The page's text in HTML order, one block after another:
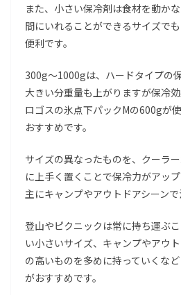
また、小さい保冷剤は食材を動か
間にいれることができるサイズで
便利です。
300g～1000gは、ハードタイプの
大きい分重量も上がりますが保冷効
ロゴスの氷点下パックMの600gが
おすすめです。
サイズの異なったものを、クーラ
に上手く置くことで保冷力がアップ
主にキャンプやアウトドアシーンで
登山やピクニックは常に持ち運ぶ
い小さいサイズ、キャンプやアウ
の高いものを多めに持っていくな
がおすすめです。